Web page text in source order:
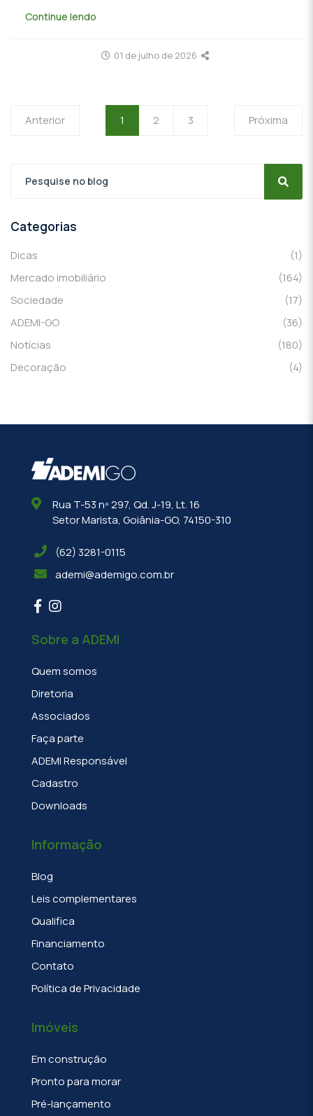
Continue lendo
01 de julho de 2026
Anterior 1 2 3 Próxima
Categorias
Dicas
(1)
Mercado imobiliário
(164)
Sociedade
(17)
ADEMI-GO
(36)
Notícias
(180)
Decoração
(4)
Rua T-53 nº 297, Qd. J-19, Lt. 16
Setor Marista, Goiânia-GO, 74150-310
(62) 3281-0115
ademi@ademigo.com.br
Sobre a ADEMI
Quem somos
Diretoria
Associados
Faça parte
ADEMI Responsável
Cadastro
Downloads
Informação
Blog
Leis complementares
Qualifica
Financiamento
Contato
Política de Privacidade
Imóveis
Em construção
Pronto para morar
Pré-lançamento